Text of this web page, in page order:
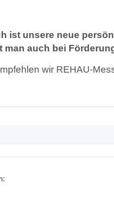
ist unsere neue
man auch bei
wir REHAU-